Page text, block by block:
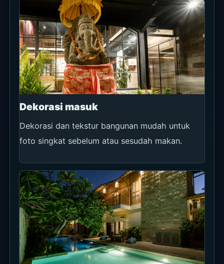
Dekorasi masuk
Dekorasi dan tekstur bangunan mudah untuk
foto singkat sebelum atau sesudah makan.